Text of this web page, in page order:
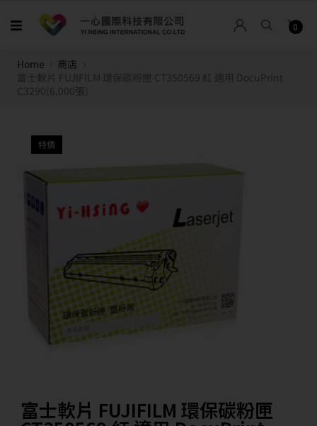
0
Home
商店
富士軟片 FUJIFILM 環保碳粉匣 CT350569 紅 適用 DocuPrint
C3290(6,000張)
特價
富士軟片 FUJIFILM 環保碳粉匣